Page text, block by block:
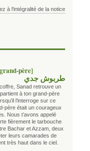
à l'intégralité de la notice
père]
طربوش جدي
Sanad retrouve un
à ton grand-père
l’interroge sur ce
père était un courageux
Nous t’avons appelé
fièrement le tarbouche
Bachar et Azzam, deux
leurs camarades de
très haut dans le ciel.